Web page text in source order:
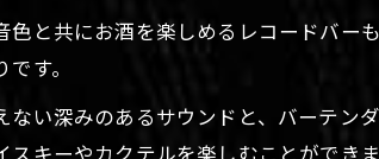
と共にお酒を楽しめるレコードバー
す。
い深みのあるサウンドと、バーテン